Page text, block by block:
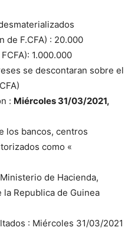
de F.CFA) : 20.000
1.000.000
se descontaran sobre el
: Miércoles 31/03/2021,
los bancos, centros
como «
de Hacienda,
Republica de Guinea
: Miércoles 31/03/2021